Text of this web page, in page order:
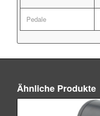
Pedale
Ähnliche Produkte